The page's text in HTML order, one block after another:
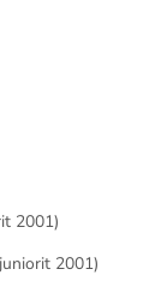
2001)
2001)